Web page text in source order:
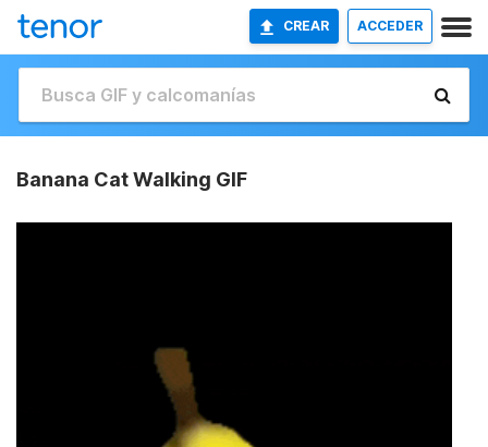
CREAR ACCEDER
Banana Cat Walking GIF